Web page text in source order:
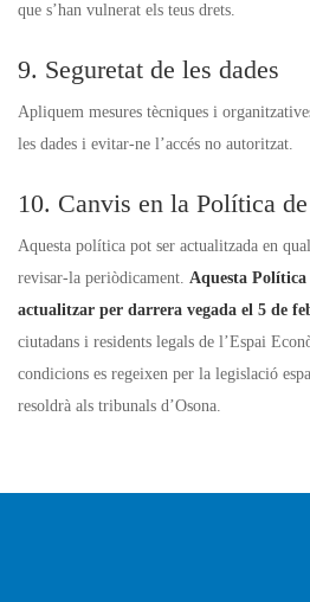
que s’han vulnerat els teus drets.
9. Seguretat de les dades
Apliquem mesures tècniques i
les dades i evitar-ne l’accés no autoritzat.
10. Canvis en la Política
Aquesta política pot ser actualitzada en
revisar-la periòdicament. Aquesta
actualitzar per darrera vegada el 5 de
ciutadans i residents legals de l’Espai
condicions es regeixen per la legislació
resoldrà als tribunals d’Osona.